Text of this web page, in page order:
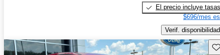
El precio incluye tasas
$696/mes
Verif. disponibilidad